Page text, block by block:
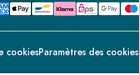
cookiesParamètres des cookies